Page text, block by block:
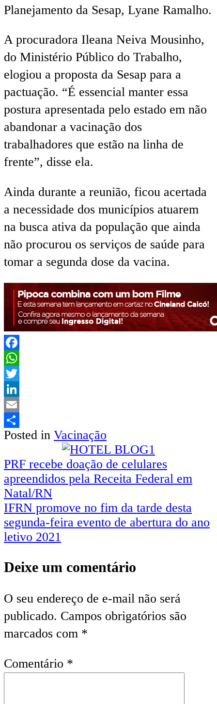
Planejamento da Sesap, Lyane Ramalho.
A procuradora Ileana Neiva Mousinho,
do Ministério Público do Trabalho,
elogiou a proposta da Sesap para a
pactuação. “É essencial manter essa
postura apresentada pelo estado em não
abandonar a vacinação dos
trabalhadores que estão na linha de
frente”, disse ela.
Ainda durante a reunião, ficou acertada
a necessidade dos municípios atuarem
na busca ativa da população que ainda
não procurou os serviços de saúde para
tomar a segunda dose da vacina.
Facebook
WhatsApp
Twitter
LinkedIn
Email
Share
Posted in Vacinação
PRF recebe doação de celulares
apreendidos pela Receita Federal em
Natal/RN
IFRN promove no fim da tarde desta
segunda-feira evento de abertura do ano
letivo 2021
Deixe um comentário
O seu endereço de e-mail não será
publicado. Campos obrigatórios são
marcados com *
Comentário *